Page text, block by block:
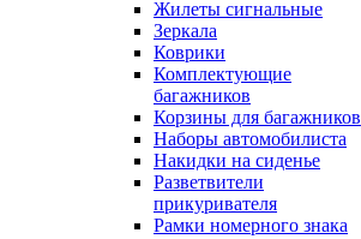
Жилеты сигнальные
Зеркала
Коврики
Комплектующие
багажников
Корзины для багажников
Наборы автомобилиста
Накидки на сиденье
Разветвители
прикуривателя
Рамки номерного знака